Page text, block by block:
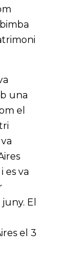
una
el
es va
El
el 3